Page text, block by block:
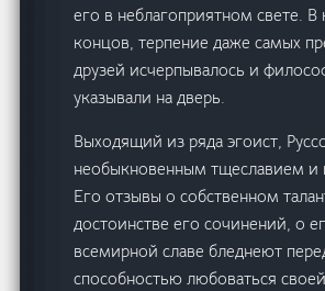
его в неблагоприятном свете. В
концов, терпение даже самых
друзей исчерпывалось и
указывали на дверь.
Выходящий из ряда эгоист,
необыкновенным тщеславием и
Его отзывы о собственном
достоинстве его сочинений, о
всемирной славе бледнеют
способностью любоваться своей